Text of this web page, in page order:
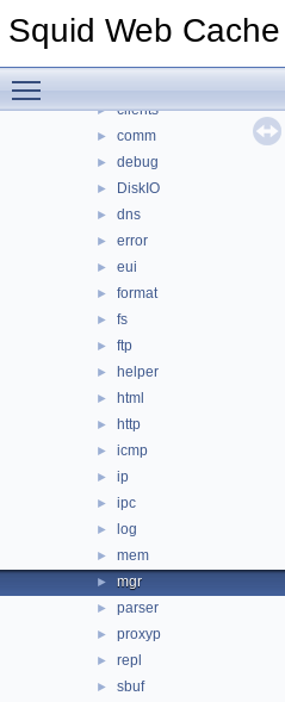
Squid Web Cache
► anyp
► clients
► comm
► debug
► DiskIO
► dns
► error
► eui
► format
► fs
► ftp
► helper
► html
► http
► icmp
► ip
► ipc
► log
► mem
► mgr
► parser
► proxyp
► repl
► sbuf